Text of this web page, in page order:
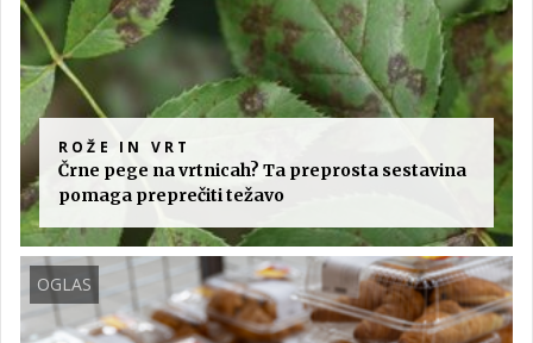
ROŽE IN VRT
Črne pege na vrtnicah? Ta preprosta sestavina
pomaga preprečiti težavo
OGLAS